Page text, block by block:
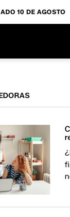
10 DE AGOSTO